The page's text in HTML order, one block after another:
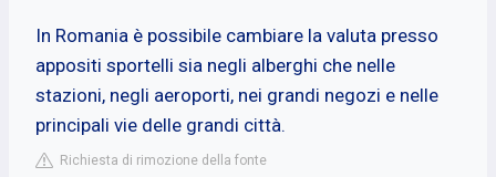
In Romania è possibile cambiare la valuta presso
appositi sportelli sia negli alberghi che nelle
stazioni, negli aeroporti, nei grandi negozi e nelle
principali vie delle grandi città.
Richiesta di rimozione della fonte